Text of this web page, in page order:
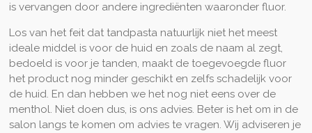
is vervangen door andere ingrediënten waaronder fluor.
Los van het feit dat tandpasta natuurlijk niet het meest
ideale middel is voor de huid en zoals de naam al zegt,
bedoeld is voor je tanden, maakt de toegevoegde fluor
het product nog minder geschikt en zelfs schadelijk voor
de huid. En dan hebben we het nog niet eens over de
menthol. Niet doen dus, is ons advies. Beter is het om in de
salon langs te komen om advies te vragen. Wij adviseren je